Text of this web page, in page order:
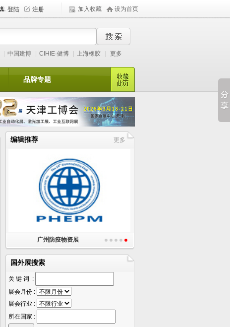
加入收藏 设为首页
中国建博 CIHIE·健博 上海橡胶 更多
品牌专题
编辑推荐 更多
广州防疫物资展
国外展搜索
关 键 词 :
展会月份 :
展会行业 :
所在国家 :